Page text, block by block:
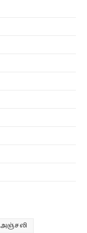
அஞ்சலி